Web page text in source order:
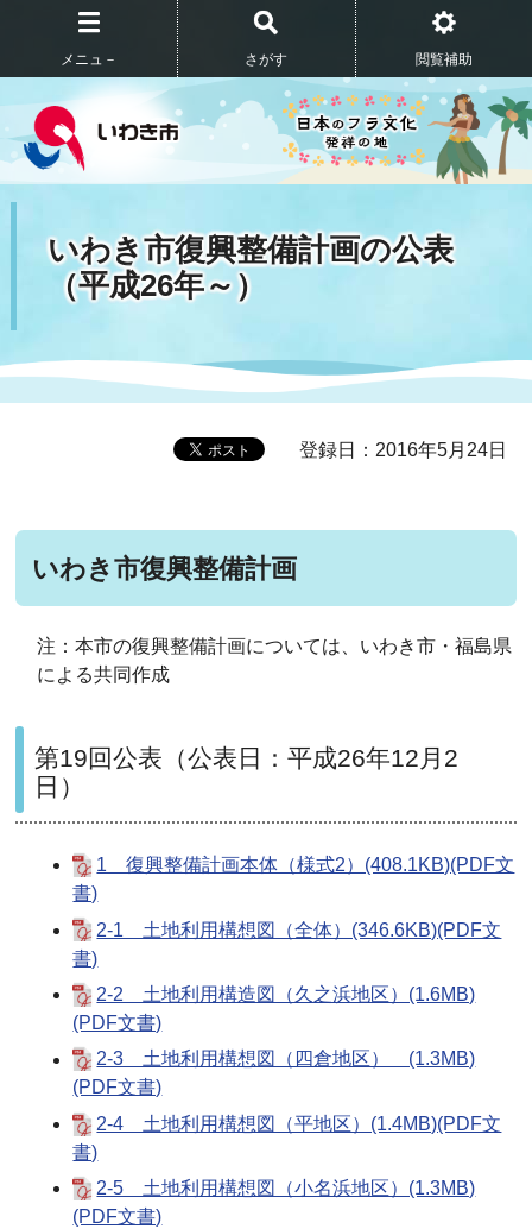
メニュ－ さがす 閲覧補助
いわき市復興整備計画の公表
（平成26年～）
登録日：2016年5月24日
いわき市復興整備計画
注：本市の復興整備計画については、いわき市・福島県
による共同作成
第19回公表（公表日：平成26年12月2
日）
1 復興整備計画本体（様式2）(408.1KB)(PDF文
書)
2-1 土地利用構想図（全体）(346.6KB)(PDF文
書)
2-2 土地利用構造図（久之浜地区）(1.6MB)
(PDF文書)
2-3 土地利用構想図（四倉地区） (1.3MB)
(PDF文書)
2-4 土地利用構想図（平地区）(1.4MB)(PDF文
書)
2-5 土地利用構想図（小名浜地区）(1.3MB)
(PDF文書)